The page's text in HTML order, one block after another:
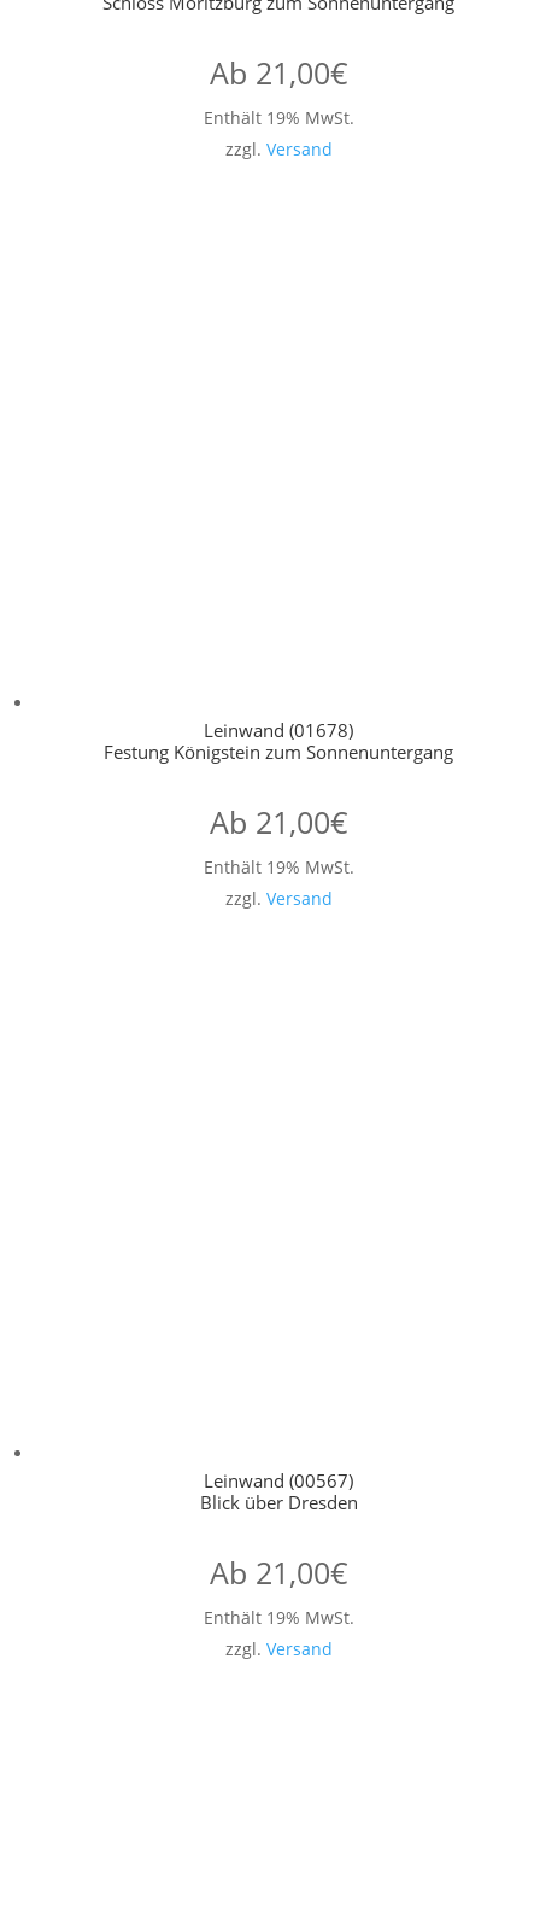
Ab 21,00€
Enthält 19% MwSt.
zzgl. Versand
Leinwand (01678)
Festung Königstein zum Sonnenuntergang
Ab 21,00€
Enthält 19% MwSt.
zzgl. Versand
Leinwand (00567)
Blick über Dresden
Ab 21,00€
Enthält 19% MwSt.
zzgl. Versand